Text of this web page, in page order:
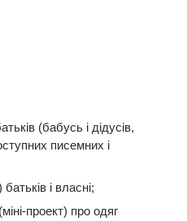
(бабусь і дідусів,
писемних і
і власні;
проект) про одяг